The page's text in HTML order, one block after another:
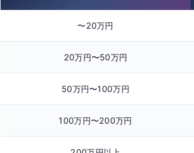
〜20万円
20万円〜50万円
50万円〜100万円
100万円〜200万円